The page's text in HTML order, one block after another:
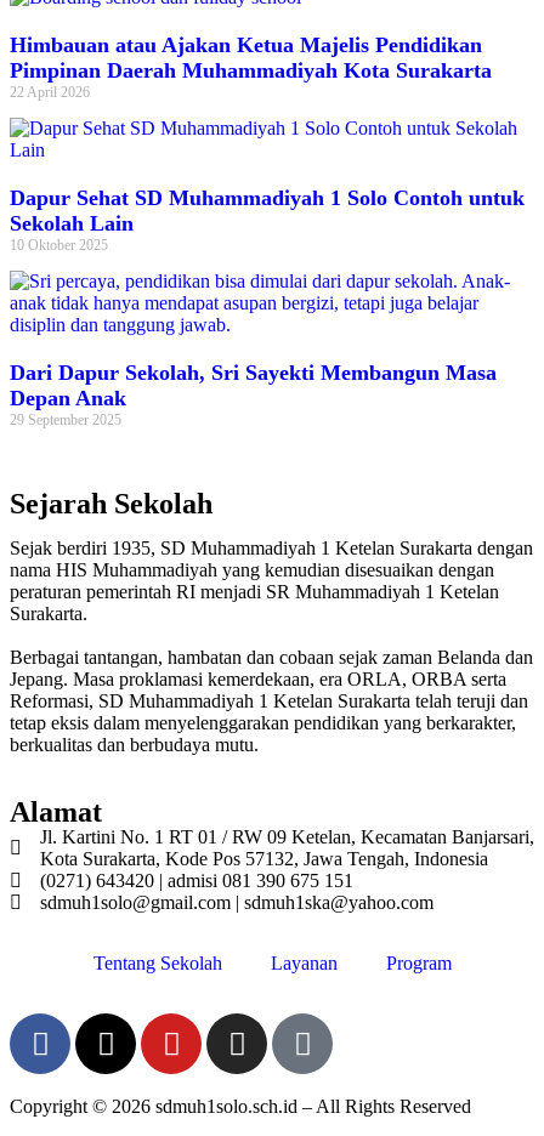
Himbauan atau Ajakan Ketua Majelis Pendidikan
Pimpinan Daerah Muhammadiyah Kota Surakarta
22 April 2026
Dapur Sehat SD Muhammadiyah 1 Solo Contoh untuk
Sekolah Lain
10 Oktober 2025
Dari Dapur Sekolah, Sri Sayekti Membangun Masa
Depan Anak
29 September 2025
Sejarah Sekolah
Sejak berdiri 1935, SD Muhammadiyah 1 Ketelan Surakarta dengan
nama HIS Muhammadiyah yang kemudian disesuaikan dengan
peraturan pemerintah RI menjadi SR Muhammadiyah 1 Ketelan
Surakarta.
Berbagai tantangan, hambatan dan cobaan sejak zaman Belanda dan
Jepang. Masa proklamasi kemerdekaan, era ORLA, ORBA serta
Reformasi, SD Muhammadiyah 1 Ketelan Surakarta telah teruji dan
tetap eksis dalam menyelenggarakan pendidikan yang berkarakter,
berkualitas dan berbudaya mutu.
Alamat
Jl. Kartini No. 1 RT 01 / RW 09 Ketelan, Kecamatan Banjarsari,
Kota Surakarta, Kode Pos 57132, Jawa Tengah, Indonesia
(0271) 643420 | admisi 081 390 675 151
sdmuh1solo@gmail.com | sdmuh1ska@yahoo.com
Tentang Sekolah Layanan Program
Copyright © 2026 sdmuh1solo.sch.id – All Rights Reserved